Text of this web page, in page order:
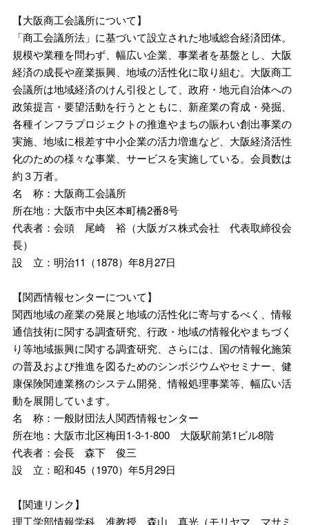
【大阪商工会議所について】
「商工会議所法」に基づいて設立された地域総合経済団体。
規模や業種を問わず、幅広い企業、事業者を基盤とし、大阪
経済の成長や産業振興、地域の活性化に取り組む。大阪商工
会議所は地域経済のけん引役として、政府・地元自治体への
政策提言・要望活動を行うとともに、新産業の育成・発掘、
各種インフラプロジェクトの推進やまちの賑わい創出事業の
実施、地域に根差す中小企業の活力増進など、大阪経済活性
化のための様々な事業、サービスを実施している。会員数は
約３万者。
名 称：大阪商工会議所
所在地：大阪市中央区本町橋2番8号
代表者：会頭 尾崎 裕（大阪ガス株式会社 代表取締役会
長）
設 立：明治11（1878）年8月27日
【関西情報センターについて】
関西地域の産業の発展と地域の活性化に寄与するべく、情報
通信技術に関する調査研究、行政・地域の情報化やまちづく
り等地域振興に関する調査研究、さらには、国の情報化施策
の普及および推進を図るためのシンポジウムやセミナー、健
康保険関連業務のシステム開発、情報処理事業等、幅広い活
動を展開しています。
名 称：一般財団法人関西情報センター
所在地：大阪市北区梅田1-3-1-800 大阪駅前第1ビル8階
代表者：会長 森下 俊三
設 立：昭和45（1970）年5月29日
【関連リンク】
理工学部情報学科 准教授 森山 真光（モリヤマ マサミ